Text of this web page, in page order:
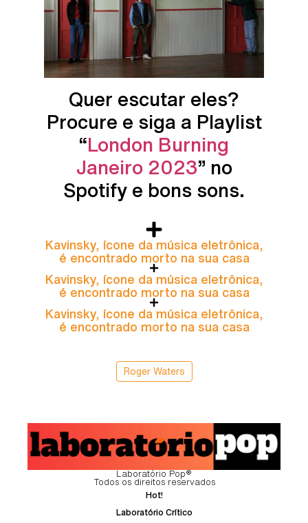
Quer escutar eles?
Procure e siga a Playlist
“London Burning
Janeiro 2023” no
Spotify e bons sons.
Kavinsky, ícone da música eletrônica,
é encontrado morto na sua casa
Kavinsky, ícone da música eletrônica,
é encontrado morto na sua casa
Kavinsky, ícone da música eletrônica,
é encontrado morto na sua casa
Roger Waters
Laboratório Pop®
Todos os direitos reservados
Hot!
Laboratório Crítico